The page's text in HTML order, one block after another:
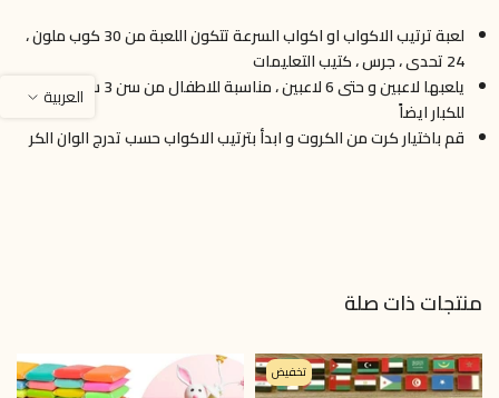
لعبة ترتيب الاكواب او اكواب السرعة تتكون اللعبة من 30 كوب ملون ،
24 تحدى ، جرس ، كتيب التعليمات
يلعبها لاعبين و حتى 6 لاعبين ، مناسبة للاطفال من سن 3 سنوات و
للكبار ايضاً
قم باختيار كرت من الكروت و ابدأ بترتيب الاكواب حسب تدرج الوان الكر
منتجات ذات صلة
تخفيض
العربية